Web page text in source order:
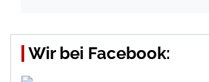
Wir bei Facebook: